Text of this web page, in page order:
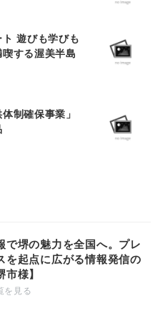
遊びも学びも
する渥美半島
制確保事業」
で堺の魅力を全国へ。プレ
を起点に広がる情報発信の
様】
を見る